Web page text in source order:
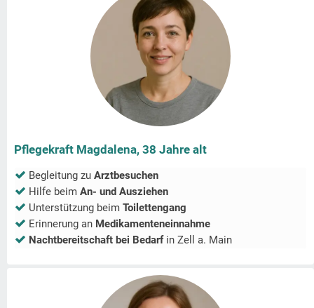
Pflegekraft Magdalena, 38 Jahre alt
Begleitung zu Arztbesuchen
Hilfe beim An- und Ausziehen
Unterstützung beim Toilettengang
Erinnerung an Medikamenteneinnahme
Nachtbereitschaft bei Bedarfin Zell a. Main